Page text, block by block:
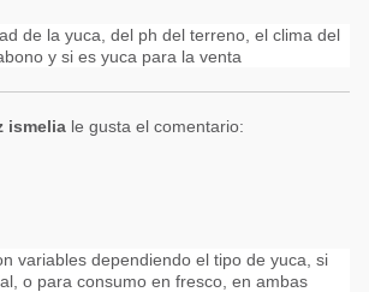
de la yuca, del ph del terreno, el clima del
y si es yuca para la venta
ismelia le gusta el comentario:
variables dependiendo el tipo de yuca, si
o para consumo en fresco, en ambas